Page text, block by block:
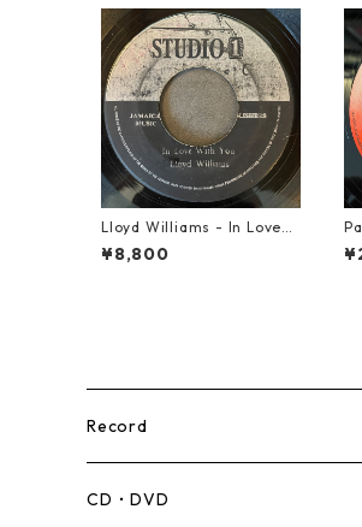
Lloyd Williams - In Love
With You【7-21917】
¥8,800
Record
Mento,Calypso,Ballad
CD・DVD